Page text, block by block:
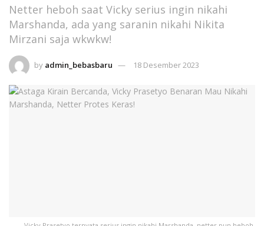
Netter heboh saat Vicky serius ingin nikahi
Marshanda, ada yang saranin nikahi Nikita
Mirzani saja wkwkw!
by admin_bebasbaru 18 Desember 2023